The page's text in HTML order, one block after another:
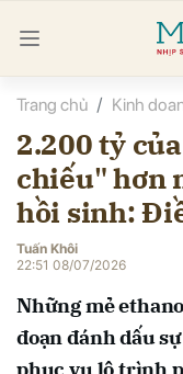
Trang chủ Kinh
2.200 tỷ
chiếu" hơn
hồi sinh:
Tuấn Khôi
22:51 08/07/2026
Những mẻ
đoạn đánh dấu
luận